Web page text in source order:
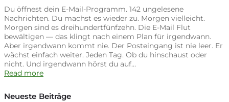
Du öffnest dein E-Mail-Programm. 142 ungelesene
Nachrichten. Du machst es wieder zu. Morgen vielleicht.
Morgen sind es dreihundertfünfzehn. Die E-Mail Flut
bewältigen — das klingt nach einem Plan für irgendwann.
Aber irgendwann kommt nie. Der Posteingang ist nie leer. Er
wächst einfach weiter. Jeden Tag. Ob du hinschaust oder
nicht. Und irgendwann hörst du auf…
Read more
Neueste Beiträge